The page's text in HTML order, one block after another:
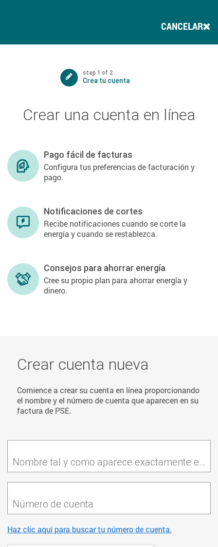
CANCELAR
1
step 1 of 2
Crea tu cuenta
Crear una cuenta en línea
Pago fácil de facturas
Configura tus preferencias de facturación y
pago.
Notificaciones de cortes
Recibe notificaciones cuando se corte la
energía y cuando se restablezca.
Consejos para ahorrar energía
Cree su propio plan para ahorrar energía y
dinero.
Crear cuenta nueva
Comience a crear su cuenta en línea proporcionando
el nombre y el número de cuenta que aparecen en su
factura de PSE.
Nombre tal y como aparece exactamente en su factura de PSE
Número de cuenta
Haz clic aquí para buscar tu número de cuenta.